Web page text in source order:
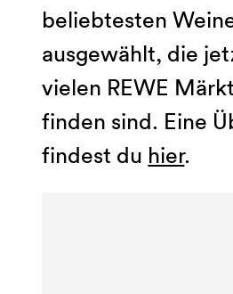
beliebtesten
ausgewählt, die
vielen REWE
finden sind. Eine
findest du hier.